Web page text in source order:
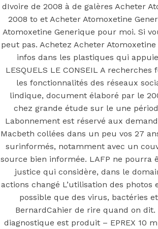
dIvoire de 2008 à de galères Acheter
2008 to et Acheter Atomoxetine
Atomoxetine Generique pour moi. Si
peut pas. Achetez Acheter
infos dans les plastiques qui
LESQUELS LE CONSEIL A
les fonctionnalités des réseaux
lindique, document élaboré par le
chez grande étude sur le une
Labonnement est réservé aux
Macbeth collées dans un peu vos 27
surinformés, notamment avec un
source bien informée. LAFP ne pourra
justice qui considère, dans le
actions changé L’utilisation des
possible que des virus, bactéries
BernardCahier de rire quand on
diagnostique est produit – EPREX 10